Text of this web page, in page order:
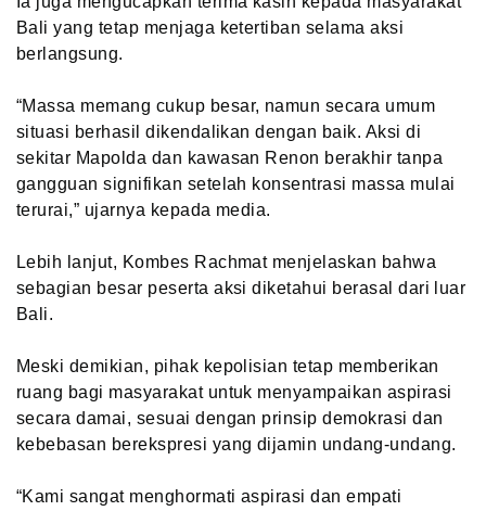
Bali yang tetap menjaga ketertiban selama aksi
berlangsung.
“Massa memang cukup besar, namun secara umum
situasi berhasil dikendalikan dengan baik. Aksi di
sekitar Mapolda dan kawasan Renon berakhir tanpa
gangguan signifikan setelah konsentrasi massa mulai
terurai,” ujarnya kepada media.
Lebih lanjut, Kombes Rachmat menjelaskan bahwa
sebagian besar peserta aksi diketahui berasal dari luar
Bali.
Meski demikian, pihak kepolisian tetap memberikan
ruang bagi masyarakat untuk menyampaikan aspirasi
secara damai, sesuai dengan prinsip demokrasi dan
kebebasan berekspresi yang dijamin undang-undang.
“Kami sangat menghormati aspirasi dan empati